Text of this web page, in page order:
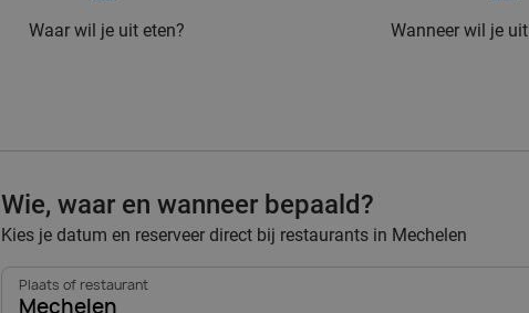
Waar wil je uit eten? Wanneer wil je
Wie, waar en wanneer bepaald?
Kies je datum en reserveer direct bij restaurants in Mechelen
Plaats of restaurant
Mechelen